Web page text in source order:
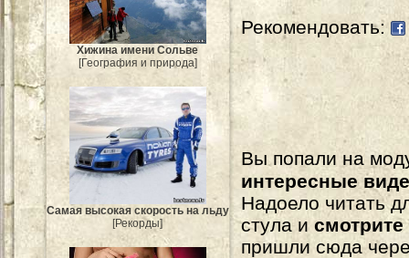
Хижина имени Сольве
[География и природа]
Самая высокая скорость на льду
[Рекорды]
Рекомендовать:
Вы попали на
интересные
Надоело читать
стула и
пришли сюда